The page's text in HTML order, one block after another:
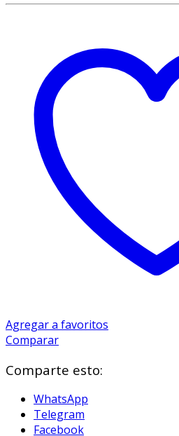
Agregar a favoritos
Comparar
Comparte esto:
WhatsApp
Telegram
Facebook